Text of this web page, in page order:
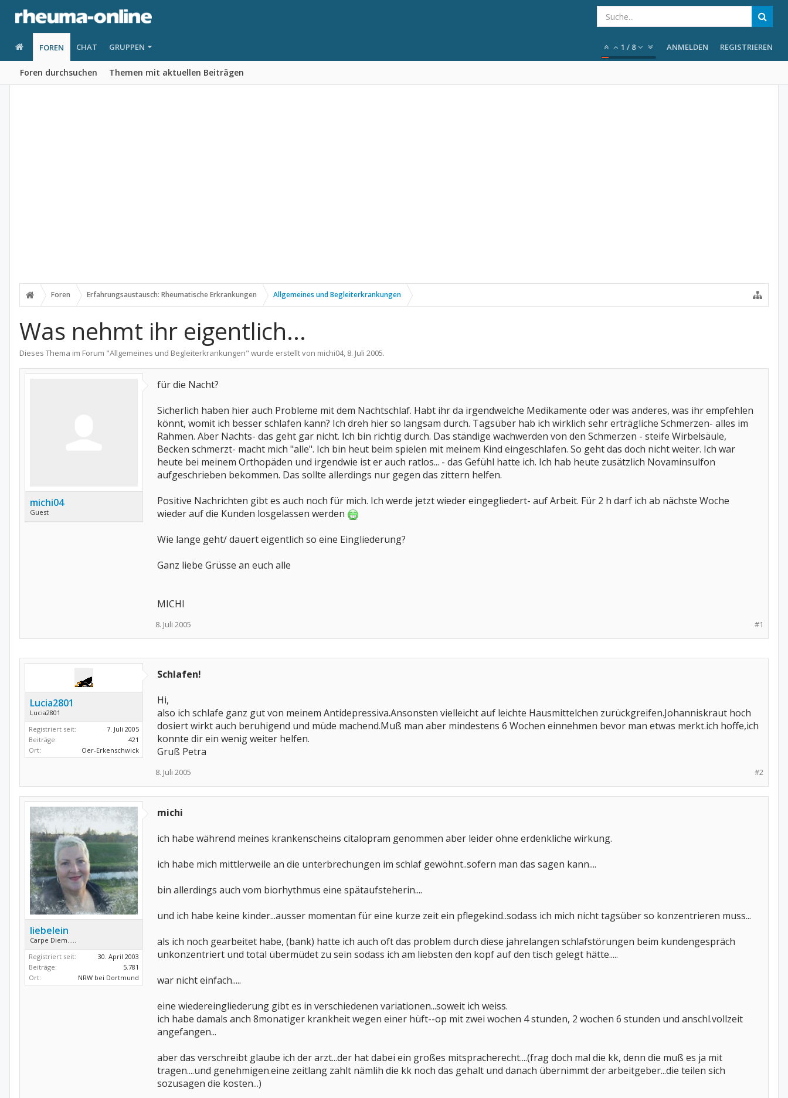
FOREN
Foren durchsuchen Themen mit aktuellen Beiträgen
CHAT GRUPPEN 1 / 8 ANMELDEN REGISTRIEREN
Foren Erfahrungsaustausch: Rheumatische Erkrankungen Allgemeines und Begleiterkrankungen
Was nehmt ihr eigentlich...
Dieses Thema im Forum "Allgemeines und Begleiterkrankungen" wurde erstellt von michi04, 8. Juli 2005.
michi04
Guest
für die Nacht?
Sicherlich haben hier auch Probleme mit dem Nachtschlaf. Habt ihr da irgendwelche Medikamente oder was anderes, was ihr empfehlen
könnt, womit ich besser schlafen kann? Ich dreh hier so langsam durch. Tagsüber hab ich wirklich sehr erträgliche Schmerzen- alles im
Rahmen. Aber Nachts- das geht gar nicht. Ich bin richtig durch. Das ständige wachwerden von den Schmerzen - steife Wirbelsäule,
Becken schmerzt- macht mich "alle". Ich bin heut beim spielen mit meinem Kind eingeschlafen. So geht das doch nicht weiter. Ich war
heute bei meinem Orthopäden und irgendwie ist er auch ratlos... - das Gefühl hatte ich. Ich hab heute zusätzlich Novaminsulfon
aufgeschrieben bekommen. Das sollte allerdings nur gegen das zittern helfen.
Positive Nachrichten gibt es auch noch für mich. Ich werde jetzt wieder eingegliedert- auf Arbeit. Für 2 h darf ich ab nächste Woche
wieder auf die Kunden losgelassen werden
Wie lange geht/ dauert eigentlich so eine Eingliederung?
Ganz liebe Grüsse an euch alle
MICHI
#1
8. Juli 2005
Lucia2801
Lucia2801
Registriert seit:
7. Juli 2005
Beiträge:
421
Ort:
Oer-Erkenschwick
Schlafen!
Hi,
also ich schlafe ganz gut von meinem Antidepressiva.Ansonsten vielleicht auf leichte Hausmittelchen zurückgreifen.Johanniskraut hoch
dosiert wirkt auch beruhigend und müde machend.Muß man aber mindestens 6 Wochen einnehmen bevor man etwas merkt.ich hoffe,ich
konnte dir ein wenig weiter helfen.
Gruß Petra
#2
8. Juli 2005
liebelein
Carpe Diem.....
Registriert seit:
30. April 2003
Beiträge:
5.781
Ort:
NRW bei Dortmund
michi
ich habe während meines krankenscheins citalopram genommen aber leider ohne erdenkliche wirkung.
ich habe mich mittlerweile an die unterbrechungen im schlaf gewöhnt..sofern man das sagen kann....
bin allerdings auch vom biorhythmus eine spätaufsteherin....
und ich habe keine kinder...ausser momentan für eine kurze zeit ein pflegekind..sodass ich mich nicht tagsüber so konzentrieren muss...
als ich noch gearbeitet habe, (bank) hatte ich auch oft das problem durch diese jahrelangen schlafstörungen beim kundengespräch
unkonzentriert und total übermüdet zu sein sodass ich am liebsten den kopf auf den tisch gelegt hätte.....
war nicht einfach.....
eine wiedereingliederung gibt es in verschiedenen variationen...soweit ich weiss.
ich habe damals anch 8monatiger krankheit wegen einer hüft--op mit zwei wochen 4 stunden, 2 wochen 6 stunden und anschl.vollzeit
angefangen...
aber das verschreibt glaube ich der arzt...der hat dabei ein großes mitspracherecht....(frag doch mal die kk, denn die muß es ja mit
tragen....und genehmigen.eine zeitlang zahlt nämlih die kk noch das gehalt und danach übernimmt der arbeitgeber...die teilen sich
sozusagen die kosten...)